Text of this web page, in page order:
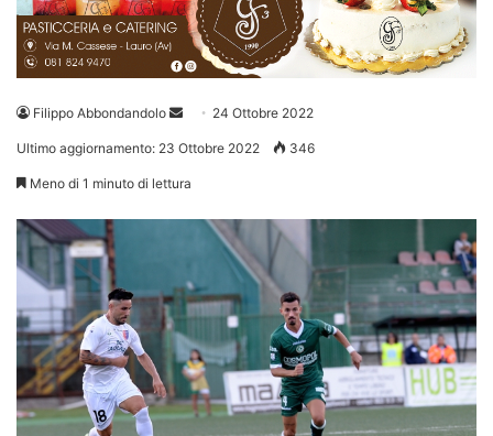
Filippo Abbondandolo
Invia 24 Ottobre 2022
Ultimo aggiornamento: 23 Ottobre 2022 346
Meno di 1 minuto di lettura